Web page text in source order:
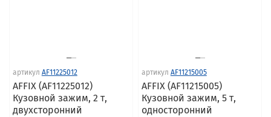
артикул AF11225012
AFFIX (AF11225012)
Кузовной зажим, 2 т,
двухсторонний
артикул AF11215005
AFFIX (AF11215005)
Кузовной зажим, 5 т,
односторонний